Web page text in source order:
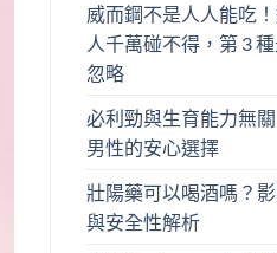
威而鋼不是人人能吃
人千萬碰不得，第 3
忽略
必利勁與生育能力無
男性的安心選擇
壯陽藥可以喝酒嗎？
與安全性解析